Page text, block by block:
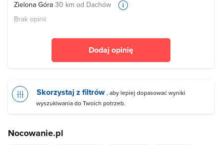
Zielona Góra 30 km od Dachów
Brak opinii
Dodaj opinię
Skorzystaj z filtrów , aby lepiej dopasować wyniki
wyszukiwania do Twoich potrzeb.
Nocowanie.pl